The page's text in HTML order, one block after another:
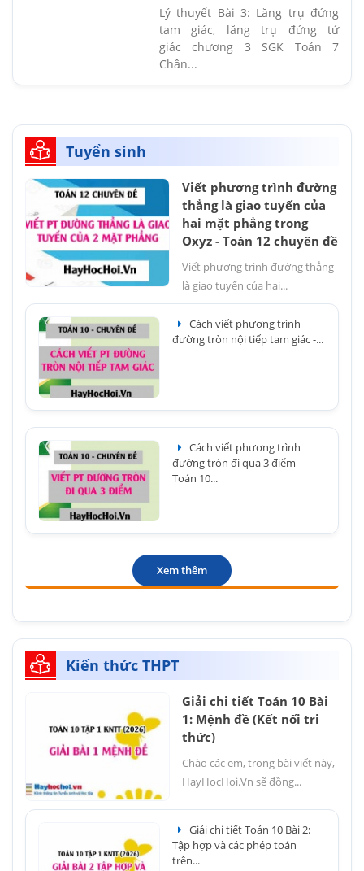
Lý thuyết Bài 3: Lăng trụ đứng
tam giác, lăng trụ đứng tứ
giác chương 3 SGK Toán 7
Chân...
Tuyển sinh
Viết phương trình đường
thẳng là giao tuyến của
hai mặt phẳng trong
Oxyz - Toán 12 chuyên đề
Viết phương trình đường thẳng
là giao tuyến của hai...
Cách viết phương trình
đường tròn nội tiếp tam giác -...
Cách viết phương trình
đường tròn đi qua 3 điểm -
Toán 10...
Xem thêm
Kiến thức THPT
Giải chi tiết Toán 10 Bài
1: Mệnh đề (Kết nối tri
thức)
Chào các em, trong bài viết này,
HayHocHoi.Vn sẽ đồng...
Giải chi tiết Toán 10 Bài 2:
Tập hợp và các phép toán
trên...